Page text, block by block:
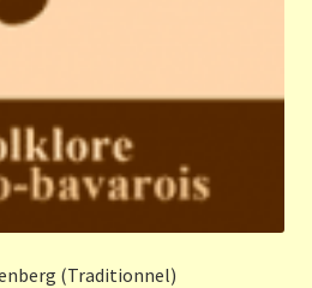
(Traditionnel)